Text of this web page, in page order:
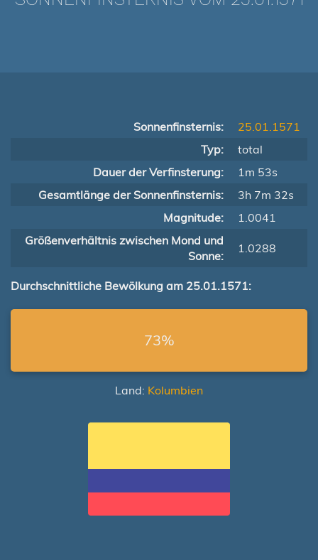
Sonnenfinsternis:
25.01.1571
Typ:
total
Dauer der Verfinsterung:
1m 53s
Gesamtlänge der Sonnenfinsternis:
3h 7m 32s
Magnitude:
1.0041
Größenverhältnis zwischen Mond und
Sonne:
1.0288
Durchschnittliche Bewölkung am 25.01.1571:
73%
Land: Kolumbien